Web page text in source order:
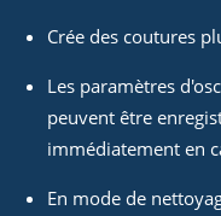
Crée des coutures
Les paramètres
peuvent être
immédiatement en
En mode de